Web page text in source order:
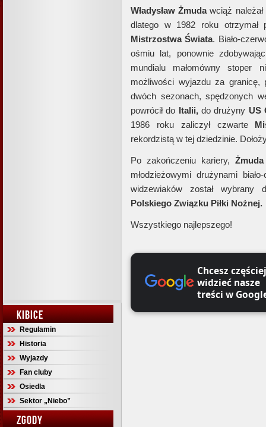
KIBICE
Regulamin
Historia
Wyjazdy
Fan cluby
Osiedla
Sektor „Niebo”
ZGODY
Władysław Żmudawciąż należał
dlatego w 1982 roku otrzymał
Mistrzostwa Świata. Biało-
ośmiu lat, ponownie
mundialu małomówny
możliwości wyjazdu za
dwóch sezonach, spędzonych
powrócił do Italii,do drużyny US
1986 roku zaliczył czwarte
rekordzistą w tej dziedzinie.
Po zakończeniu kariery, Żmuda
młodzieżowymi drużynami
widzewiaków został wybrany
Polskiego Związku Piłki Nożnej.
Wszystkiego najlepszego!
Chcesz częściej
widzieć nasze
treści w